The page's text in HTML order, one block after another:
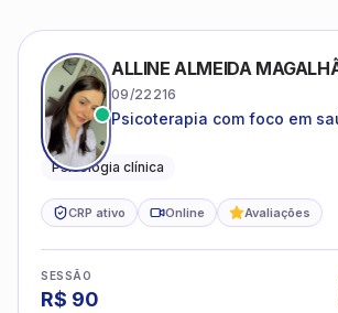
ALLINE ALMEIDA
09/22216
Psicoterapia com foco em
adolescentes e adultos.
Psicologia clínica
CRP ativo Online Avaliações
SESSÃO
R$ 90